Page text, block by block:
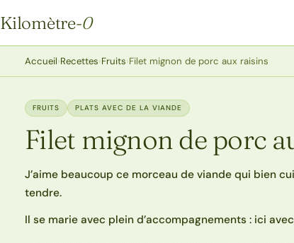
Kilomètre-0
Kilomètre-0
Accueil›Recettes›Fruits›Filet mignon de porc aux raisins
FRUITS PLATS AVEC DE LA VIANDE
Filet mignon de porc
J’aime beaucoup ce morceau de viande qui bien
tendre.
Il se marie avec plein d’accompagnements : ici